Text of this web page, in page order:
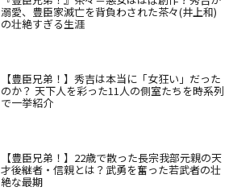
溺愛、豊臣家滅亡を背負わされた茶々(井上和)
の壮絶すぎる生涯
【豊臣兄弟！】秀吉は本当に「女狂い」だった
のか？ 天下人を彩った11人の側室たちを時系列
で一挙紹介
【豊臣兄弟！】22歳で散った長宗我部元親の天
才後継者・信親とは？武勇を奮った若武者の壮
絶な最期